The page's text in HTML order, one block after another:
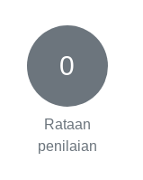
0
Rataan
penilaian